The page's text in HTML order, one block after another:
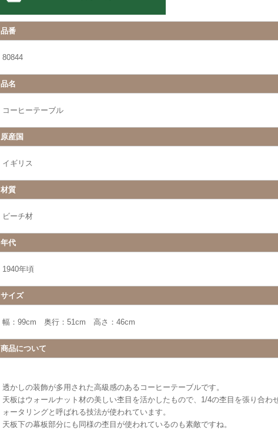
品番
80844
品名
コーヒーテーブル
原産国
イギリス
材質
ビーチ材
年代
1940年頃
サイズ
幅：99cm 奥行：51cm 高さ：46cm
商品について
透かしの装飾が多用された高級感のあるコーヒーテーブルです。
天板はウォールナット材の美しい杢目を活かしたもので、1/4の杢目を張り合わ
ォータリングと呼ばれる技法が使われています。
天板下の幕板部分にも同様の杢目が使われているのも素敵ですね。